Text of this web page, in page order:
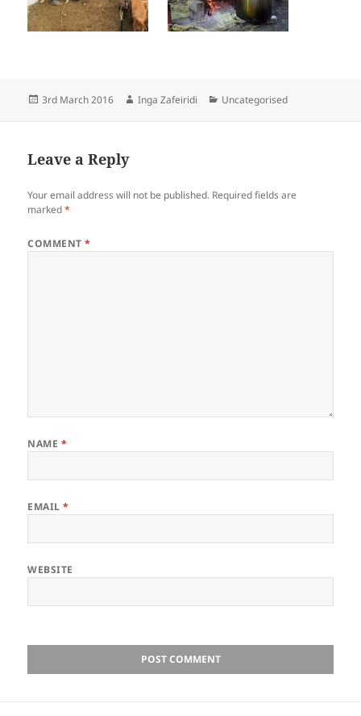
Posted
3rd March 2016 Author
Inga Zafeiridi Categories
Uncategorised
Leave a Reply
Your email address will not be published. Required fields are
marked*
COMMENT*
NAME *
EMAIL*
WEBSITE